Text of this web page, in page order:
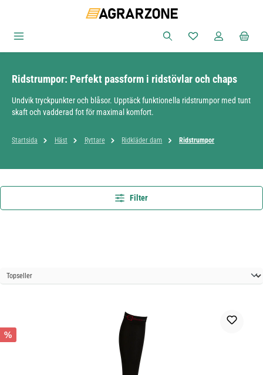
Du har 0 objekt i
Ridstrumpor: Perfekt passform i ridstövlar och chaps
Undvik tryckpunkter och blåsor. Upptäck funktionella ridstrumpor med tunt
skaft och vadderad fot för maximal komfort.
Startsida Häst Ryttare Ridkläder dam Ridstrumpor
Filter
%